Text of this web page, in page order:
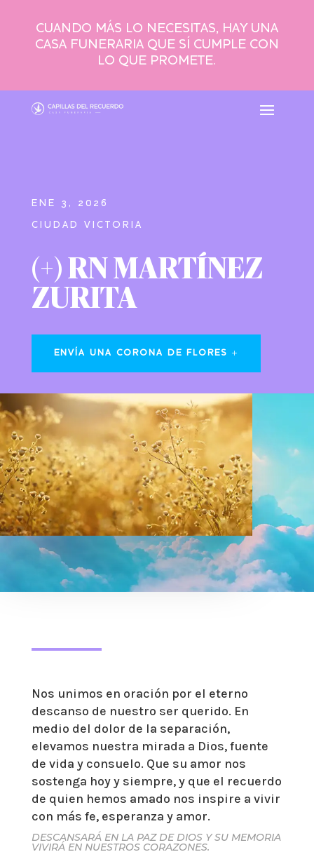
CUANDO MÁS LO NECESITAS, HAY UNA
CASA FUNERARIA QUE SÍ CUMPLE CON
LO QUE PROMETE.
ENE 3, 2026
CIUDAD VICTORIA
(+) RN MARTÍNEZ
ZURITA
ENVÍA UNA CORONA DE FLORES
Nos unimos en oración por el eterno
descanso de nuestro ser querido. En
medio del dolor de la separación,
elevamos nuestra mirada a Dios, fuente
de vida y consuelo. Que su amor nos
sostenga hoy y siempre, y que el recuerdo
de quien hemos amado nos inspire a vivir
con más fe, esperanza y amor.
DESCANSARÁ EN LA PAZ DE DIOS Y SU MEMORIA
VIVIRÁ EN NUESTROS CORAZONES.